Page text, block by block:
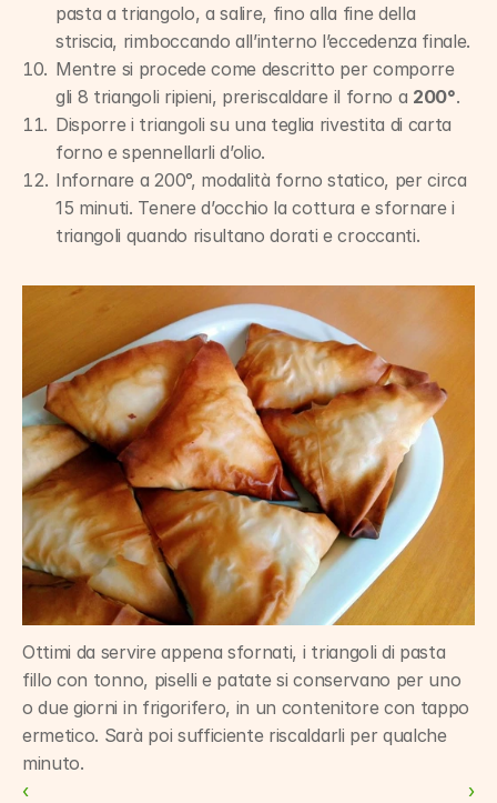
pasta a triangolo, a salire, fino alla fine della
striscia, rimboccando all’interno l’eccedenza finale.
Mentre si procede come descritto per comporre
gli 8 triangoli ripieni, preriscaldare il forno a 200°.
Disporre i triangoli su una teglia rivestita di carta
forno e spennellarli d’olio.
Infornare a 200°, modalità forno statico, per circa
15 minuti. Tenere d’occhio la cottura e sfornare i
triangoli quando risultano dorati e croccanti.
Ottimi da servire appena sfornati, i triangoli di pasta
fillo con tonno, piselli e patate si conservano per uno
o due giorni in frigorifero, in un contenitore con tappo
ermetico. Sarà poi sufficiente riscaldarli per qualche
minuto.
‹
›